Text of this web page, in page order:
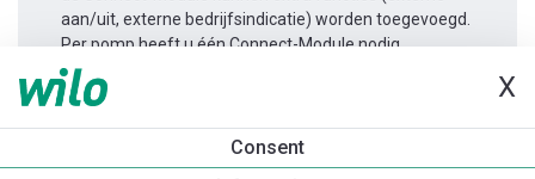
X
Consent
aan/uit, externe bedrijfsindicatie) worden toegevoegd.
Per pomp heeft u één Connect-Module nodig.
Productinformatie